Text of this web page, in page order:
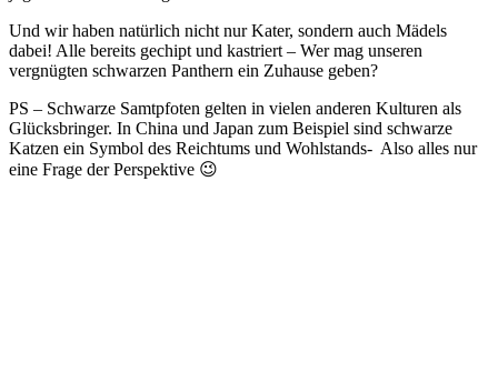
Und wir haben natürlich nicht nur Kater, sondern auch Mädels
dabei! Alle bereits gechipt und kastriert – Wer mag unseren
vergnügten schwarzen Panthern ein Zuhause geben?
PS – Schwarze Samtpfoten gelten in vielen anderen Kulturen als
Glücksbringer. In China und Japan zum Beispiel sind schwarze
Katzen ein Symbol des Reichtums und Wohlstands- Also alles nur
eine Frage der Perspektive 😉